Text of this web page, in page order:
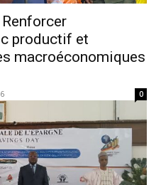
productif et
macroéconomiques
0